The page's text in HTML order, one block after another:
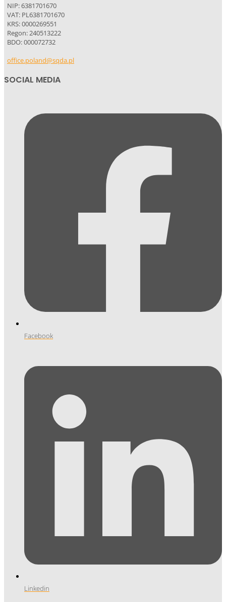
NIP: 6381701670
VAT: PL6381701670
KRS: 0000269551
Regon: 240513222
BDO: 000072732
office.poland@sqda.pl
SOCIAL MEDIA
Facebook
Linkedin